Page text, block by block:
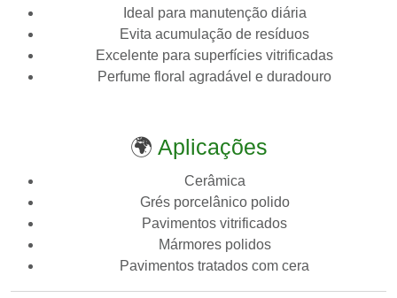
Ideal para manutenção diária
Evita acumulação de resíduos
Excelente para superfícies vitrificadas
Perfume floral agradável e duradouro
🌍 Aplicações
Cerâmica
Grés porcelânico polido
Pavimentos vitrificados
Mármores polidos
Pavimentos tratados com cera